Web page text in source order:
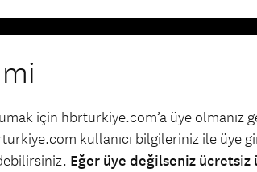
için hbrturkiye.com’a üye olmanız
kullanıcı bilgileriniz ile üye
Eğer üye değilseniz